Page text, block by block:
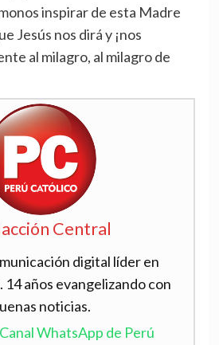
inspirar de esta Madre
Jesús nos dirá y ¡nos
al milagro, al milagro de
Central
digital líder en
años evangelizando con
noticias.
WhatsApp de Perú